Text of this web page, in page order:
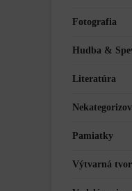
Fotografia
Hudba &
Literatúra
Pamiatky
Výtvarná